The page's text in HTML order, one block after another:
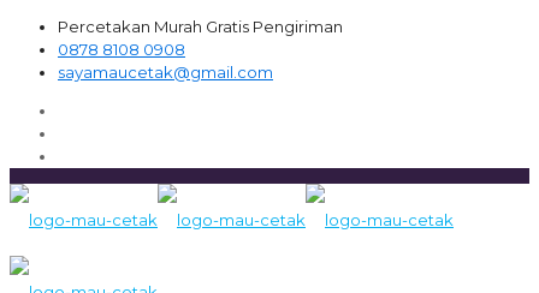
Percetakan Murah Gratis Pengiriman
0878 8108 0908
sayamaucetak@gmail.com